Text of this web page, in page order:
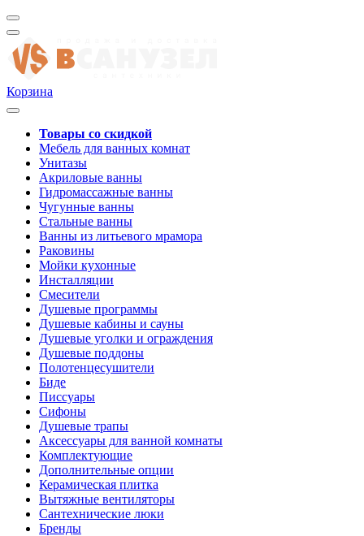
Корзина
Товары со скидкой
Мебель для ванных комнат
Унитазы
Акриловые ванны
Гидромассажные ванны
Чугунные ванны
Стальные ванны
Ванны из литьевого мрамора
Раковины
Мойки кухонные
Инсталляции
Смесители
Душевые программы
Душевые кабины и сауны
Душевые уголки и ограждения
Душевые поддоны
Полотенцесушители
Биде
Писсуары
Сифоны
Душевые трапы
Аксессуары для ванной комнаты
Комплектующие
Дополнительные опции
Керамическая плитка
Вытяжные вентиляторы
Сантехнические люки
Бренды